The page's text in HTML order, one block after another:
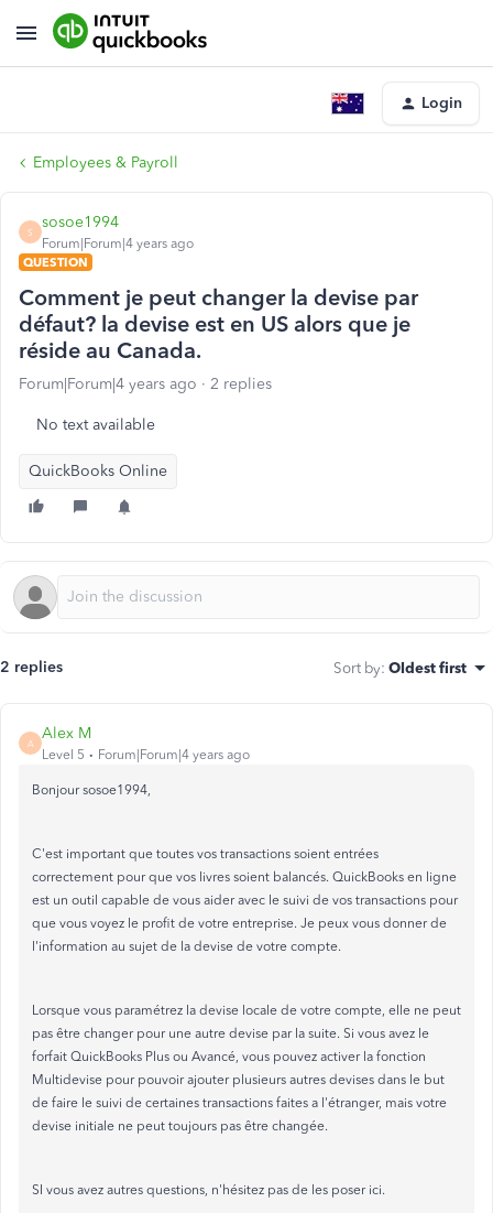
Login
Employees & Payroll
S
sosoe1994
Forum|Forum|4 years ago
QUESTION
Comment je peut changer la devise par
défaut? la devise est en US alors que je
réside au Canada.
Forum|Forum|4 years ago 2 replies
No text available
QuickBooks Online
2 replies Sort by: Oldest first
A
Alex M
Level 5 Forum|Forum|4 years ago
Bonjour sosoe1994,
C'est important que toutes vos transactions soient entrées
correctement pour que vos livres soient balancés. QuickBooks en ligne
est un outil capable de vous aider avec le suivi de vos transactions pour
que vous voyez le profit de votre entreprise. Je peux vous donner de
l'information au sujet de la devise de votre compte.
Lorsque vous paramétrez la devise locale de votre compte, elle ne peut
pas être changer pour une autre devise par la suite. Si vous avez le
forfait QuickBooks Plus ou Avancé, vous pouvez activer la fonction
Multidevise pour pouvoir ajouter plusieurs autres devises dans le but
de faire le suivi de certaines transactions faites a l'étranger, mais votre
devise initiale ne peut toujours pas être changée.
SI vous avez autres questions, n'hésitez pas de les poser ici.